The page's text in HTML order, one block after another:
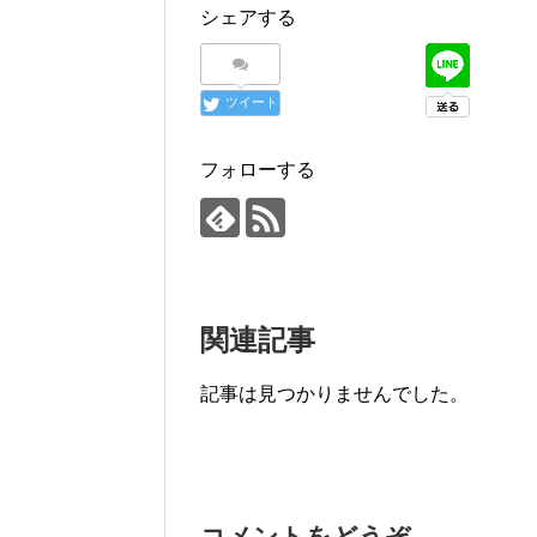
シェアする
ツイート
フォローする
関連記事
記事は見つかりませんでした。